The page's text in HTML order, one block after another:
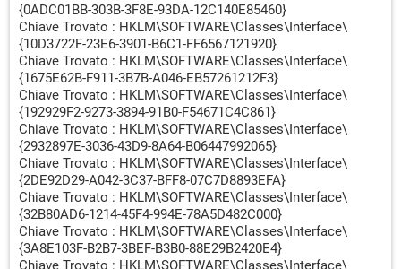
{0ADC01BB-303B-3F8E-93DA-12C140E85460}
Chiave Trovato : HKLM\SOFTWARE\Classes\Interface\
{10D3722F-23E6-3901-B6C1-FF6567121920}
Chiave Trovato : HKLM\SOFTWARE\Classes\Interface\
{1675E62B-F911-3B7B-A046-EB57261212F3}
Chiave Trovato : HKLM\SOFTWARE\Classes\Interface\
{192929F2-9273-3894-91B0-F54671C4C861}
Chiave Trovato : HKLM\SOFTWARE\Classes\Interface\
{2932897E-3036-43D9-8A64-B06447992065}
Chiave Trovato : HKLM\SOFTWARE\Classes\Interface\
{2DE92D29-A042-3C37-BFF8-07C7D8893EFA}
Chiave Trovato : HKLM\SOFTWARE\Classes\Interface\
{32B80AD6-1214-45F4-994E-78A5D482C000}
Chiave Trovato : HKLM\SOFTWARE\Classes\Interface\
{3A8E103F-B2B7-3BEF-B3B0-88E29B2420E4}
Chiave Trovato : HKLM\SOFTWARE\Classes\Interface\